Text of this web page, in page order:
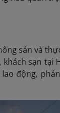
sản và
sạn tại
động,